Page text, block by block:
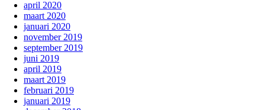
april 2020
maart 2020
januari 2020
november 2019
september 2019
juni 2019
april 2019
maart 2019
februari 2019
januari 2019